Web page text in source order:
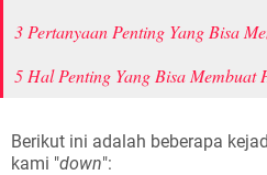
3 Pertanyaan Penting Yang Bisa
5 Hal Penting Yang Bisa Membuat
Berikut ini adalah beberapa
kami "down":